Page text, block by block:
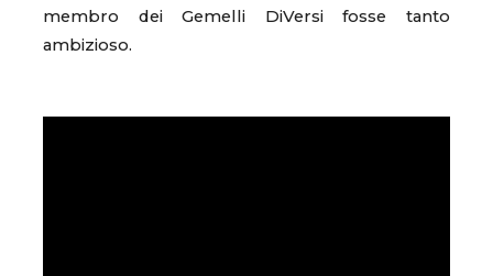
membro dei Gemelli DiVersi fosse tanto
ambizioso.